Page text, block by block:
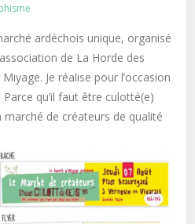
ardéchois unique, organisé
de La Horde des
Je réalise pour l’occasion
qu’il faut être culotté(e)
de créateurs de qualité